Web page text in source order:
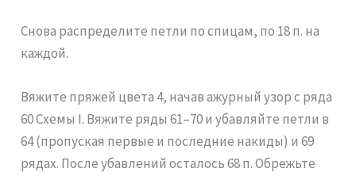
Снова распределите петли по спицам, по 18 п. на
каждой.
Вяжите пряжей цвета 4, начав ажурный узор с ряда
60 Схемы I. Вяжите ряды 61–70 и убавляйте петли в
64 (пропуская первые и последние накиды) и 69
рядах. После убавлений осталось 68 п. Обрежьте